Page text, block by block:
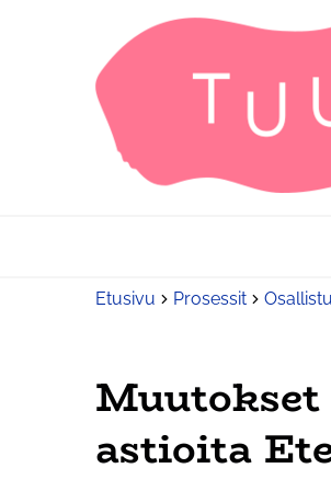
Etusivu Prosessit
Muutokset
astioita